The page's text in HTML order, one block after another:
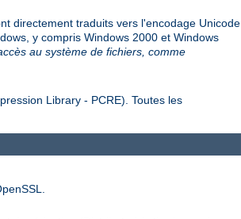
directement traduits vers l'encodage Unicode
y compris Windows 2000 et Windows
au système de fichiers, comme
Library - PCRE). Toutes les